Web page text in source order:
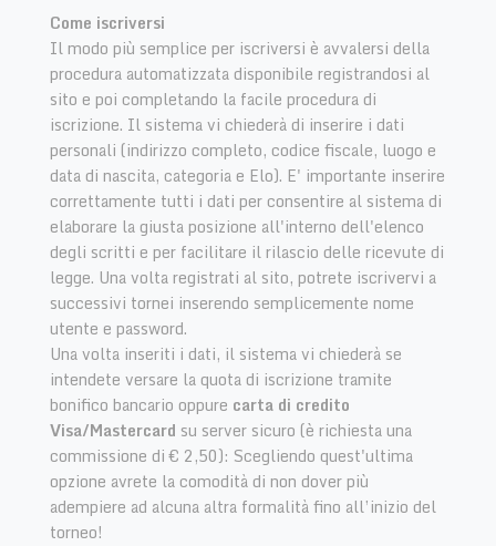
Come iscriversi
Il modo più semplice per iscriversi è avvalersi della
procedura automatizzata disponibile registrandosi al
sito e poi completando la facile procedura di
iscrizione. Il sistema vi chiederà di inserire i dati
personali (indirizzo completo, codice fiscale, luogo e
data di nascita, categoria e Elo). E' importante inserire
correttamente tutti i dati per consentire al sistema di
elaborare la giusta posizione all'interno dell'elenco
degli scritti e per facilitare il rilascio delle ricevute di
legge. Una volta registrati al sito, potrete iscrivervi a
successivi tornei inserendo semplicemente nome
utente e password.
Una volta inseriti i dati, il sistema vi chiederà se
intendete versare la quota di iscrizione tramite
bonifico bancario oppure carta di credito
Visa/Mastercard su server sicuro (è richiesta una
commissione di € 2,50): Scegliendo quest'ultima
opzione avrete la comodità di non dover più
adempiere ad alcuna altra formalità fino all’inizio del
torneo!